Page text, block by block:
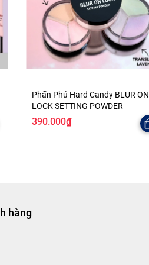
Phấn Phủ Hard Candy BLUR ON
LOCK SETTING POWDER
390.000₫
hàng